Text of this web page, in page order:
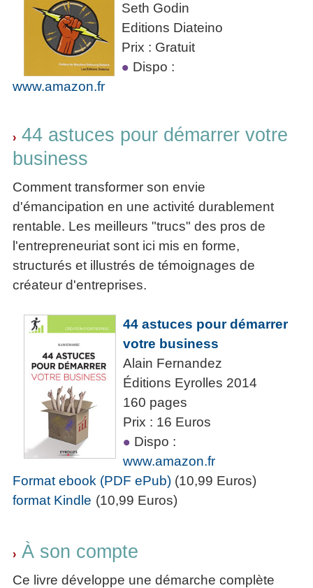
Seth Godin
Editions Diateino
Prix : Gratuit
Dispo :
www.amazon.fr
› 44 astuces pour démarrer votre
business
Comment transformer son envie
d'émancipation en une activité durablement
rentable. Les meilleurs "trucs" des pros de
l'entrepreneuriat sont ici mis en forme,
structurés et illustrés de témoignages de
créateur d'entreprises.
44 astuces pour démarrer
votre business
Alain Fernandez
Éditions Eyrolles 2014
160 pages
Prix : 16 Euros
Dispo :
www.amazon.fr
Format ebook (PDF ePub) (10,99 Euros)
format Kindle (10,99 Euros)
› À son compte
Ce livre développe une démarche complète